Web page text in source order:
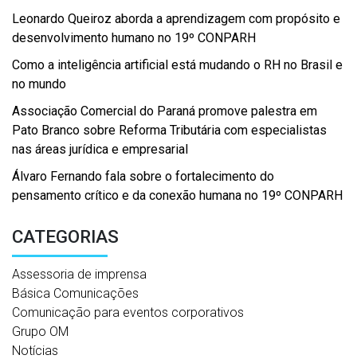
Leonardo Queiroz aborda a aprendizagem com propósito e
desenvolvimento humano no 19º CONPARH
Como a inteligência artificial está mudando o RH no Brasil e
no mundo
Associação Comercial do Paraná promove palestra em
Pato Branco sobre Reforma Tributária com especialistas
nas áreas jurídica e empresarial
Álvaro Fernando fala sobre o fortalecimento do
pensamento crítico e da conexão humana no 19º CONPARH
CATEGORIAS
Assessoria de imprensa
Básica Comunicações
Comunicação para eventos corporativos
Grupo OM
Notícias